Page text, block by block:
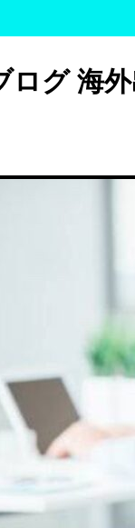
ログ 海